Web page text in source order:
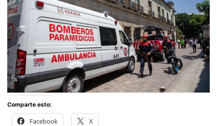
Comparte esto:
Facebook X